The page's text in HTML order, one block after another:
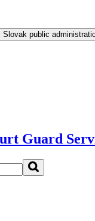
Slovak public
Guard